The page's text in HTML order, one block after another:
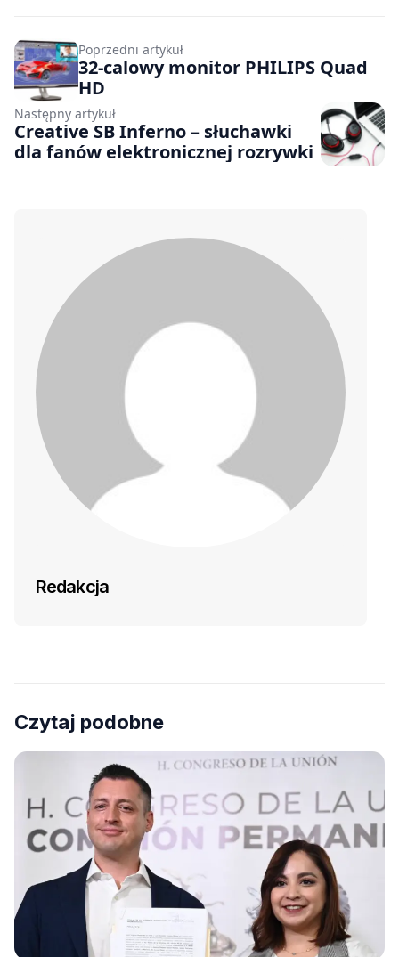
Poprzedni artykuł
32-calowy monitor PHILIPS Quad
HD
Następny artykuł
Creative SB Inferno – słuchawki
dla fanów elektronicznej rozrywki
Redakcja
Czytaj podobne